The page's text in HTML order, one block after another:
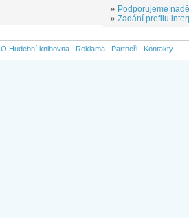
» Podporujeme
» Zadání profilu
O Hudební knihovna Reklama Partneři Kontakty